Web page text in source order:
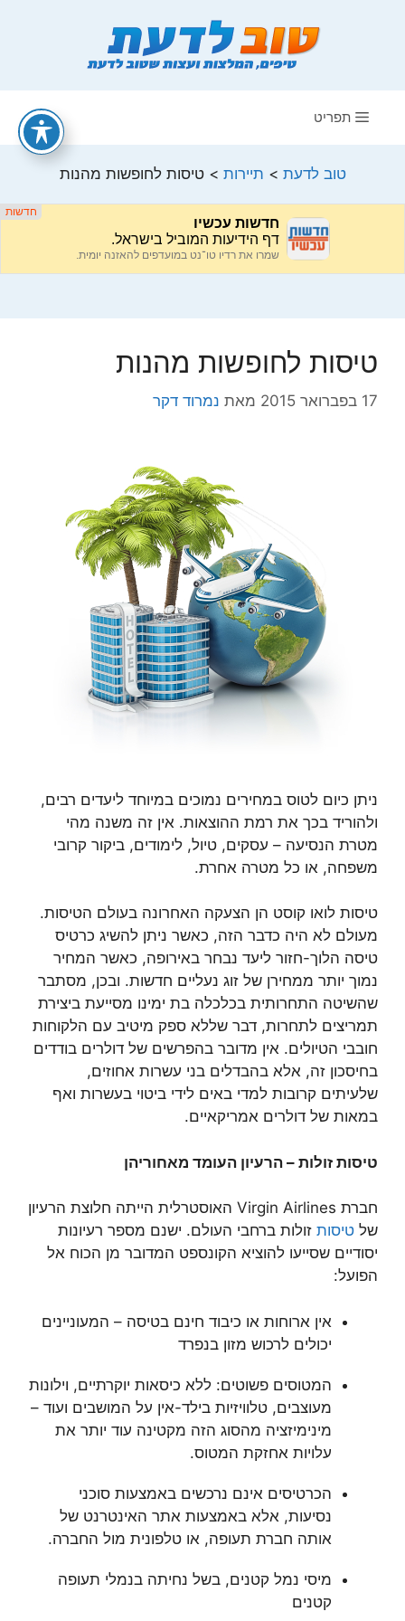
תפריט
טוב לדעת > תיירות >טיסות לחופשות מהנות
טיסות לחופשות מהנות
17 בפברואר 2015 מאת נמרוד דקר
ניתן כיום לטוס במחירים נמוכים במיוחד ליעדים רבים,
ולהוריד בכך את רמת ההוצאות. אין זה משנה מהי
מטרת הנסיעה – עסקים, טיול, לימודים, ביקור קרובי
משפחה, או כל מטרה אחרת.
טיסות לואו קוסט הן הצעקה האחרונה בעולם הטיסות.
מעולם לא היה כדבר הזה, כאשר ניתן להשיג כרטיס
טיסה הלוך-חזור ליעד נבחר באירופה, כאשר המחיר
נמוך יותר ממחירן של זוג נעליים חדשות. ובכן, מסתבר
שהשיטה התחרותית בכלכלה בת ימינו מסייעת ביצירת
תמריצים לתחרות, דבר שללא ספק מיטיב עם הלקוחות
חובבי הטיולים. אין מדובר בהפרשים של דולרים בודדים
בחיסכון זה, אלא בהבדלים בני עשרות אחוזים,
שלעיתים קרובות למדי באים לידי ביטוי בעשרות ואף
במאות של דולרים אמריקאיים.
טיסות זולות – הרעיון העומד מאחוריהן
חברת Virgin Airlines האוסטרלית הייתה חלוצת הרעיון
של טיסות זולות ברחבי העולם. ישנם מספר רעיונות
יסודיים שסייעו להוציא הקונספט המדובר מן הכוח אל
הפועל:
אין ארוחות או כיבוד חינם בטיסה – המעוניינים
יכולים לרכוש מזון בנפרד
המטוסים פשוטים: ללא כיסאות יוקרתיים, וילונות
מעוצבים, טלוויזיות בילד-אין על המושבים ועוד –
מינימיזציה מהסוג הזה מקטינה עוד יותר את
עלויות אחזקת המטוס.
הכרטיסים אינם נרכשים באמצעות סוכני
נסיעות, אלא באמצעות אתר האינטרנט של
אותה חברת תעופה, או טלפונית מול החברה.
מיסי נמל קטנים, בשל נחיתה בנמלי תעופה
קטנים